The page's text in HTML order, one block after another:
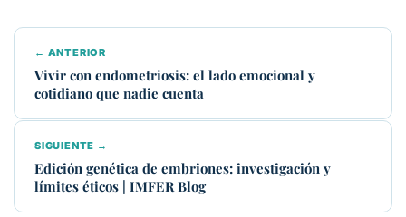
← ANTERIOR
Vivir con endometriosis: el lado emocional y
cotidiano que nadie cuenta
SIGUIENTE →
Edición genética de embriones: investigación y
límites éticos | IMFER Blog